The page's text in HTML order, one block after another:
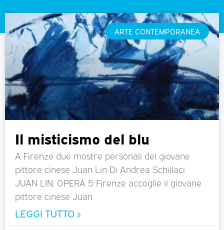
ARTE CONTEMPORANEA
Il misticismo del blu
A Firenze due mostre personali del giovane
pittore cinese Juan Lin Di Andrea Schillaci
JUAN LIN. OPERA 5 Firenze accoglie il giovane
pittore cinese Juan
LEGGI TUTTO »